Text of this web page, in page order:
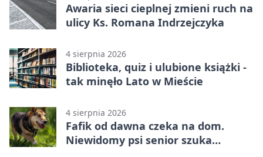
Awaria sieci cieplnej zmieni ruch na
ulicy Ks. Romana Indrzejczyka
4 sierpnia 2026
Biblioteka, quiz i ulubione książki -
tak minęło Lato w Mieście
4 sierpnia 2026
Fafik od dawna czeka na dom.
Niewidomy psi senior szuka